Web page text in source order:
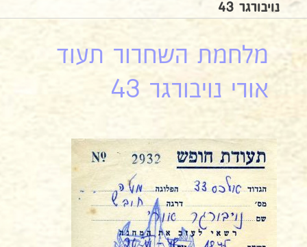
נויבורגר 43
מלחמת השחרור תעוד
אורי נויבורגר 43